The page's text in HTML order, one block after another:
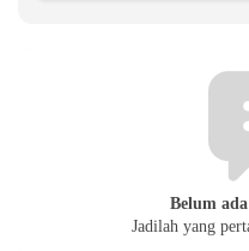
Belum
Jadilah yang